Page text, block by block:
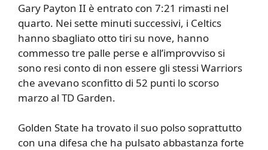
Gary Payton II è entrato con 7:21 rimasti nel
quarto. Nei sette minuti successivi, i Celtics
hanno sbagliato otto tiri su nove, hanno
commesso tre palle perse e all’improvviso si
sono resi conto di non essere gli stessi Warriors
che avevano sconfitto di 52 punti lo scorso
marzo al TD Garden.
Golden State ha trovato il suo polso soprattutto
con una difesa che ha pulsato abbastanza forte